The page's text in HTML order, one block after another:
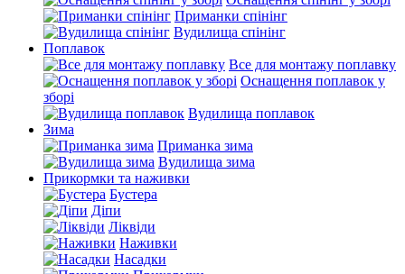
Приманки спінінг
Вудилища спінінг
Поплавок
Все для монтажу поплавку
Оснащення поплавок у
зборі
Вудилища поплавок
Зима
Приманка зима
Вудилища зима
Прикормки та наживки
Бустера
Діпи
Ліквіди
Наживки
Насадки